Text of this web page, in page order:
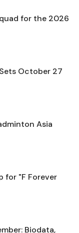
for the 2026
October 27
Asia
for "F Forever
Biodata,